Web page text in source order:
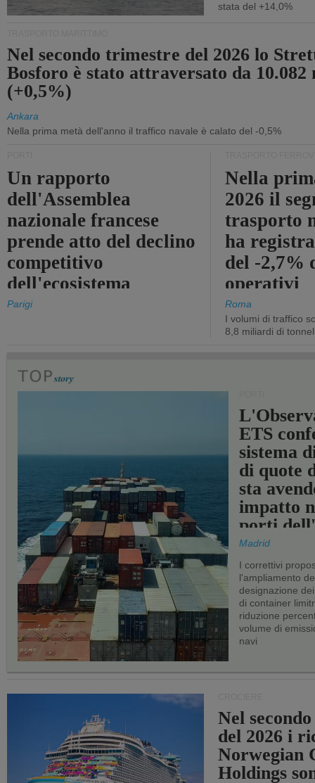
stata del +14,0%
Nel secondo trimestre del 2026 lo
Bosforo è stato attraversato da 10.082
(+0,5%)
Ankara
Nella prima metà dell'anno il traffico navale è calato del -0,5%
Un rapporto
dell'Assemblea
nazionale francese
prende atto del declino
competitivo
dell'ecosistema
portuale statale
Parigi
Nella
2026 il
trasporto
ha
del -2,7%
operativi
Roma
I volumi di traffico
8,8 miliardi di
ETS
sistema
di quote
sta
impatto
porti
Madrid
I correttivi
l'ampliamento
designazione
di container
riduzione
volume di
navi
Nel
del 2026 i
Norwegian
Holdings